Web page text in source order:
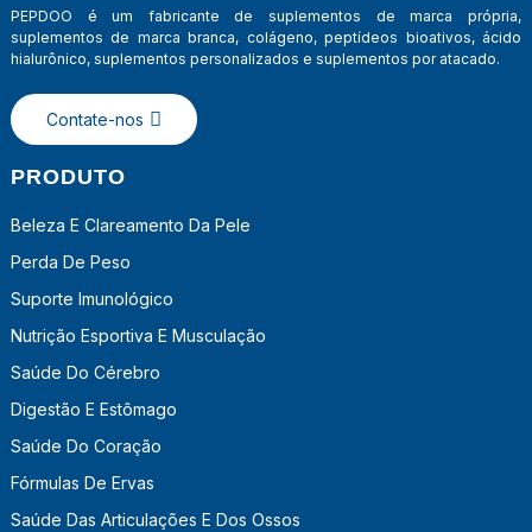
PEPDOO é um fabricante de suplementos de marca própria,
suplementos de marca branca, colágeno, peptídeos bioativos, ácido
hialurônico, suplementos personalizados e suplementos por atacado.
Contate-nos
PRODUTO
Beleza E Clareamento Da Pele
Perda De Peso
Suporte Imunológico
Nutrição Esportiva E Musculação
Saúde Do Cérebro
Digestão E Estômago
Saúde Do Coração
Fórmulas De Ervas
Saúde Das Articulações E Dos Ossos